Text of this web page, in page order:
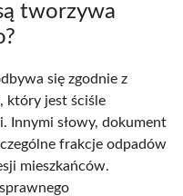
tworzywa
się zgodnie z
, który jest ściśle
Innymi słowy, dokument
frakcje odpadów
mieszkańców.